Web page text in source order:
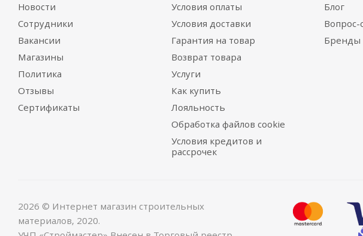
Новости
Сотрудники
Вакансии
Магазины
Политика
Отзывы
Сертификаты
Условия оплаты
Условия доставки
Гарантия на товар
Возврат товара
Услуги
Как купить
Лояльность
Обработка файлов cookie
Условия кредитов и
рассрочек
Блог
Вопрос-
Бренды
2026 © Интернет магазин строительных
материалов, 2020.